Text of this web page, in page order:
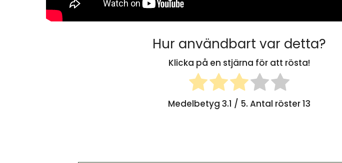
Hur användbart var detta?
Klicka på en stjärna för att rösta!
Medelbetyg 3.1 / 5. Antal röster13